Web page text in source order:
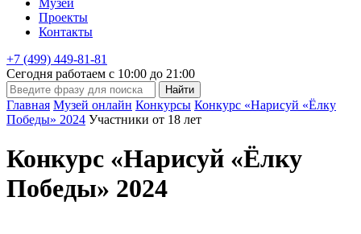
Музей
Проекты
Контакты
+7 (499) 449-81-81
Сегодня работаем с 10:00 до 21:00
Главная Музей онлайн Конкурсы Конкурс «Нарисуй «Ёлку
Победы» 2024 Участники от 18 лет
Конкурс «Нарисуй «Ёлку
Победы» 2024